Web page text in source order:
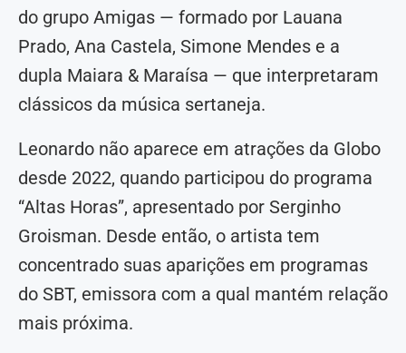
do grupo Amigas — formado por Lauana
Prado, Ana Castela, Simone Mendes e a
dupla Maiara & Maraísa — que interpretaram
clássicos da música sertaneja.
Leonardo não aparece em atrações da Globo
desde 2022, quando participou do programa
“Altas Horas”, apresentado por Serginho
Groisman. Desde então, o artista tem
concentrado suas aparições em programas
do SBT, emissora com a qual mantém relação
mais próxima.